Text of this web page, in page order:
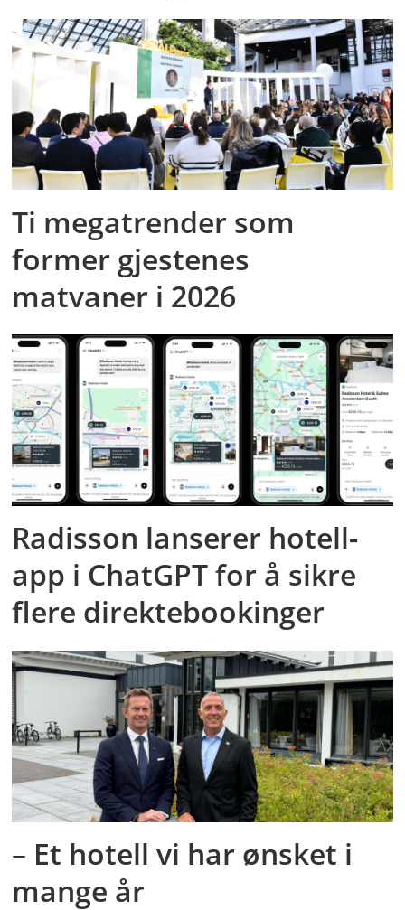
Ti megatrender som
former gjestenes
matvaner i 2026
Radisson lanserer hotell-
app i ChatGPT for å sikre
flere direktebookinger
– Et hotell vi har ønsket i
mange år